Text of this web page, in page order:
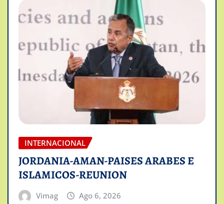
INTERNACIONAL
JORDANIA-AMAN-PAISES ARABES E
ISLAMICOS-REUNION
Vimag Ago 6, 2026